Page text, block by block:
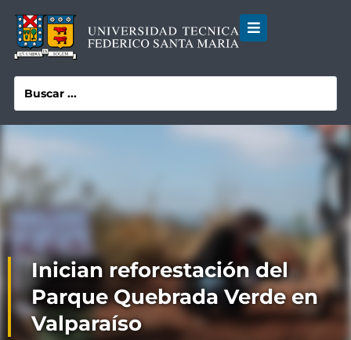
Inician reforestación del
Parque Quebrada Verde en
Valparaíso